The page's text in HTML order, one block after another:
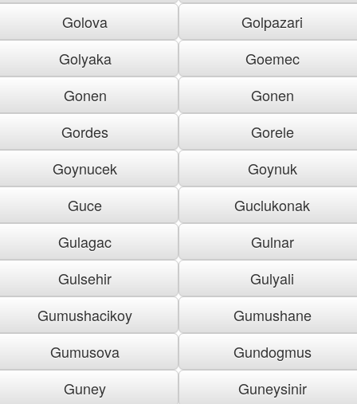
Golova
Golpazari
Golyaka
Goemec
Gonen
Gonen
Gordes
Gorele
Goynucek
Goynuk
Guce
Guclukonak
Gulagac
Gulnar
Gulsehir
Gulyali
Gumushacikoy
Gumushane
Gumusova
Gundogmus
Guney
Guneysinir